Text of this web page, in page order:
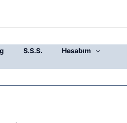
S.S.S.
Hesabım